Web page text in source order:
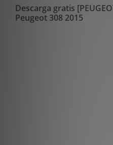
Descarga gratis
Peugeot 308 2015